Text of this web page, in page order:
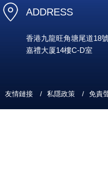
ADDRESS
香港九龍旺角塘尾道18號
嘉禮大厦14樓C-D室
友情鏈接 / 私隱政策 / 免責